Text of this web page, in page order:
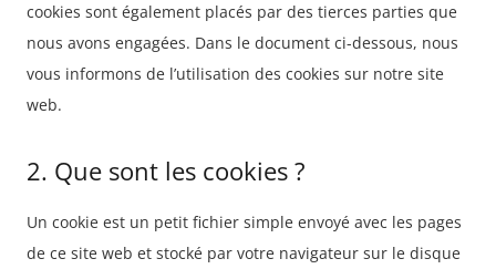
cookies sont également placés par des tierces parties que
nous avons engagées. Dans le document ci-dessous, nous
vous informons de l’utilisation des cookies sur notre site
web.
2. Que sont les cookies ?
Un cookie est un petit fichier simple envoyé avec les pages
de ce site web et stocké par votre navigateur sur le disque